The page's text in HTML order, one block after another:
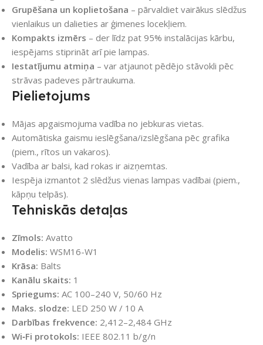
Grupēšana un koplietošana – pārvaldiet vairākus slēdžus
vienlaikus un dalieties ar ģimenes locekļiem.
Kompakts izmērs – der līdz pat 95% instalācijas kārbu,
iespējams stiprināt arī pie lampas.
Iestatījumu atmiņa – var atjaunot pēdējo stāvokli pēc
strāvas padeves pārtraukuma.
Pielietojums
Mājas apgaismojuma vadība no jebkuras vietas.
Automātiska gaismu ieslēgšana/izslēgšana pēc grafika
(piem., rītos un vakaros).
Vadība ar balsi, kad rokas ir aizņemtas.
Iespēja izmantot 2 slēdžus vienas lampas vadībai (piem.,
kāpņu telpās).
Tehniskās detaļas
Zīmols: Avatto
Modelis: WSM16-W1
Krāsa: Balts
Kanālu skaits: 1
Spriegums: AC 100–240 V, 50/60 Hz
Maks. slodze: LED 250 W / 10 A
Darbības frekvence: 2,412–2,484 GHz
Wi‑Fi protokols: IEEE 802.11 b/g/n